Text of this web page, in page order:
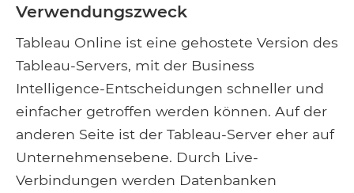
Verwendungszweck
Tableau Online ist eine gehostete Version des
Tableau-Servers, mit der Business
Intelligence-Entscheidungen schneller und
einfacher getroffen werden können. Auf der
anderen Seite ist der Tableau-Server eher auf
Unternehmensebene. Durch Live-
Verbindungen werden Datenbanken